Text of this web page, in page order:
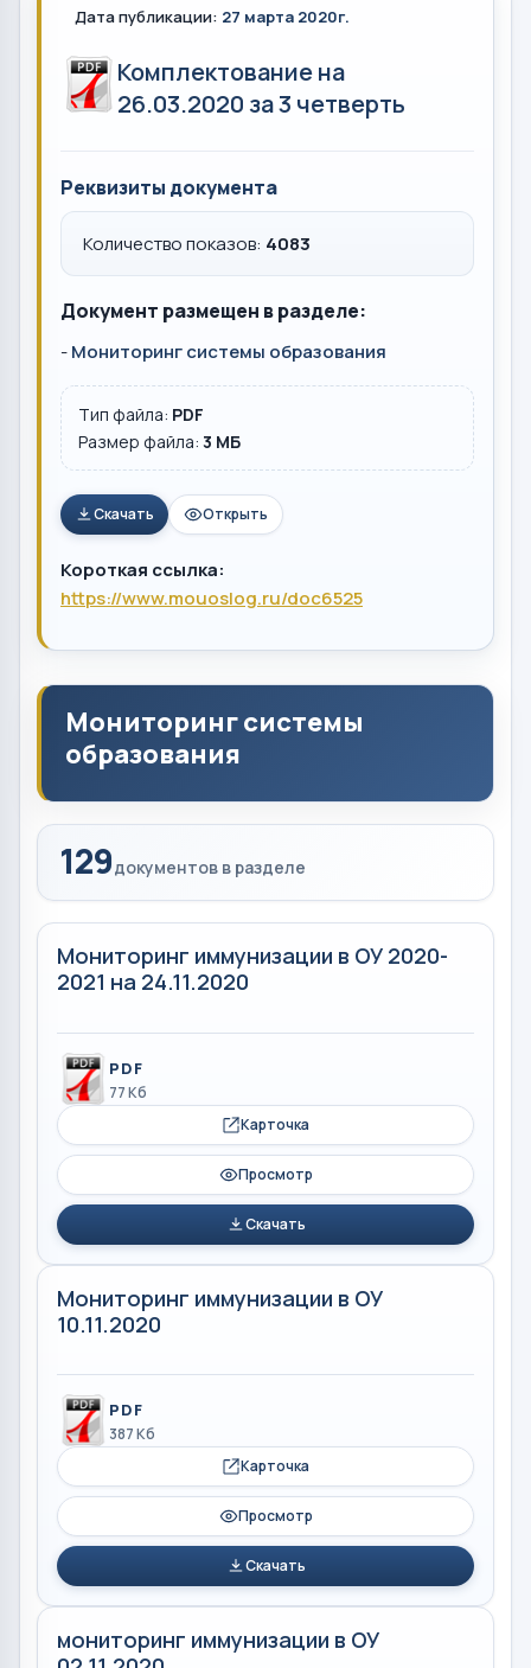
Дата публикации: 27 марта 2020г.
Комплектование на
26.03.2020 за 3 четверть
Реквизиты документа
Количество показов: 4083
Документ размещен в разделе:
-Мониторинг системы образования
Тип файла: PDF
Размер файла: 3 MБ
Скачать Открыть
Короткая ссылка:
https://www.mouoslog.ru/doc6525
Мониторинг системы
образования
129документов в разделе
Мониторинг иммунизации в ОУ 2020-
2021 на 24.11.2020
PDF
77 Кб
Карточка
Просмотр
Скачать
Мониторинг иммунизации в ОУ
10.11.2020
PDF
387 Кб
Карточка
Просмотр
Скачать
мониторинг иммунизации в ОУ